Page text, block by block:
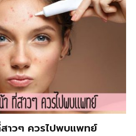
าวๆ ควรไปพบแพทย์